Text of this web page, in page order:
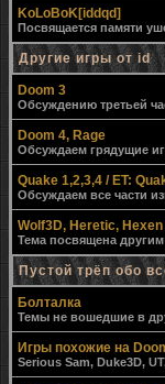
KoLoBoK[iddqd]
Посвящается памяти
Другие игры от id
Doom 3
Обсуждению третьей
Doom 4, Rage
Обсуждаем грядущие
Quake 1,2,3,4 / ET:
Обсуждаем все части
Wolf3D, Heretic,
Тема посвящена
Пустой трёп обо
Болталка
Темы не вошедшие в
Игры похожие на
Serious Sam, Duke3D,